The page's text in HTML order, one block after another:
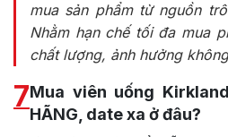
mua sản phẩm từ nguồn
Nhằm hạn chế tối đa mua
chất lượng, ảnh hưởng
7Mua viên uống
HÃNG, date xa ở đâu?